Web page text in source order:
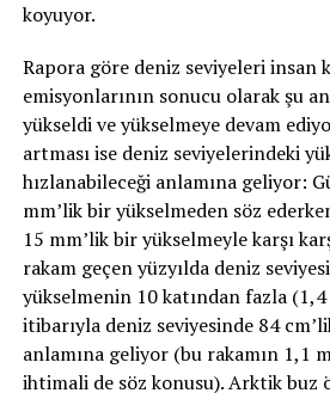
koyuyor.
Rapora göre deniz seviyeleri insan
emisyonlarının sonucu olarak şu
yükseldi ve yükselmeye devam
artması ise deniz seviyelerindeki
hızlanabileceği anlamına geliyor:
mm’lik bir yükselmeden söz
15 mm’lik bir yükselmeyle karşı
rakam geçen yüzyılda deniz
yükselmenin 10 katından fazla
itibarıyla deniz seviyesinde 84
anlamına geliyor (bu rakamın 1,1
ihtimali de söz konusu). Arktik buz